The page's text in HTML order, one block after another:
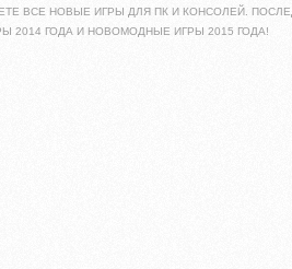
ВСЕ НОВЫЕ ИГРЫ ДЛЯ ПК И КОНСОЛЕЙ.
2014 ГОДА И НОВОМОДНЫЕ ИГРЫ 2015 ГОДА!